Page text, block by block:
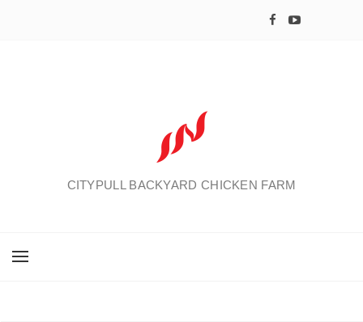
CITYPULL BACKYARD CHICKEN FARM